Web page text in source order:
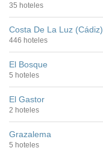
35 hoteles
Costa De La Luz (Cádiz)
446 hoteles
El Bosque
5 hoteles
El Gastor
2 hoteles
Grazalema
5 hoteles